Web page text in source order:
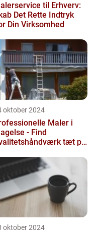
til Erhverv:
Det Rette Indtryk
Din Virksomhed
oktober 2024
Maler i
- Find
tæt på
oktober 2024